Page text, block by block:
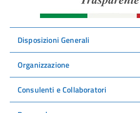
Disposizioni Generali
Organizzazione
Consulenti e Collaboratori